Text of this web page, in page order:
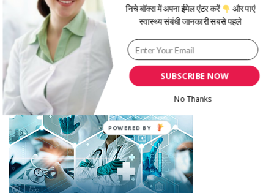
क्या आपका बच्चा जल्दबाज़ी का शिकार हो रहा है? Hurried Child Syndrome
सर्द‍ियों में प्रेगनेंसी के दौरान एक्सरसाइज करते समय इन 5 बातों का रखें ध्यान
नए साल से काम और सेहत के बीच सही संतुलन बनाने के लिए जाने ये 5 अहम तरीके
मेंस्ट्रुअल फेज के अनुसार खाएं ये फूड्स, जानें एक्सपर्ट से कब क्या खाना है फायदेमंद
SUBSCRIBE NOW
निचे बॉक्स में अपना ईमेल एंटर करें
और पाएं
स्वास्थ्य संबंधी जानकारी सबसे पहले
No Thanks